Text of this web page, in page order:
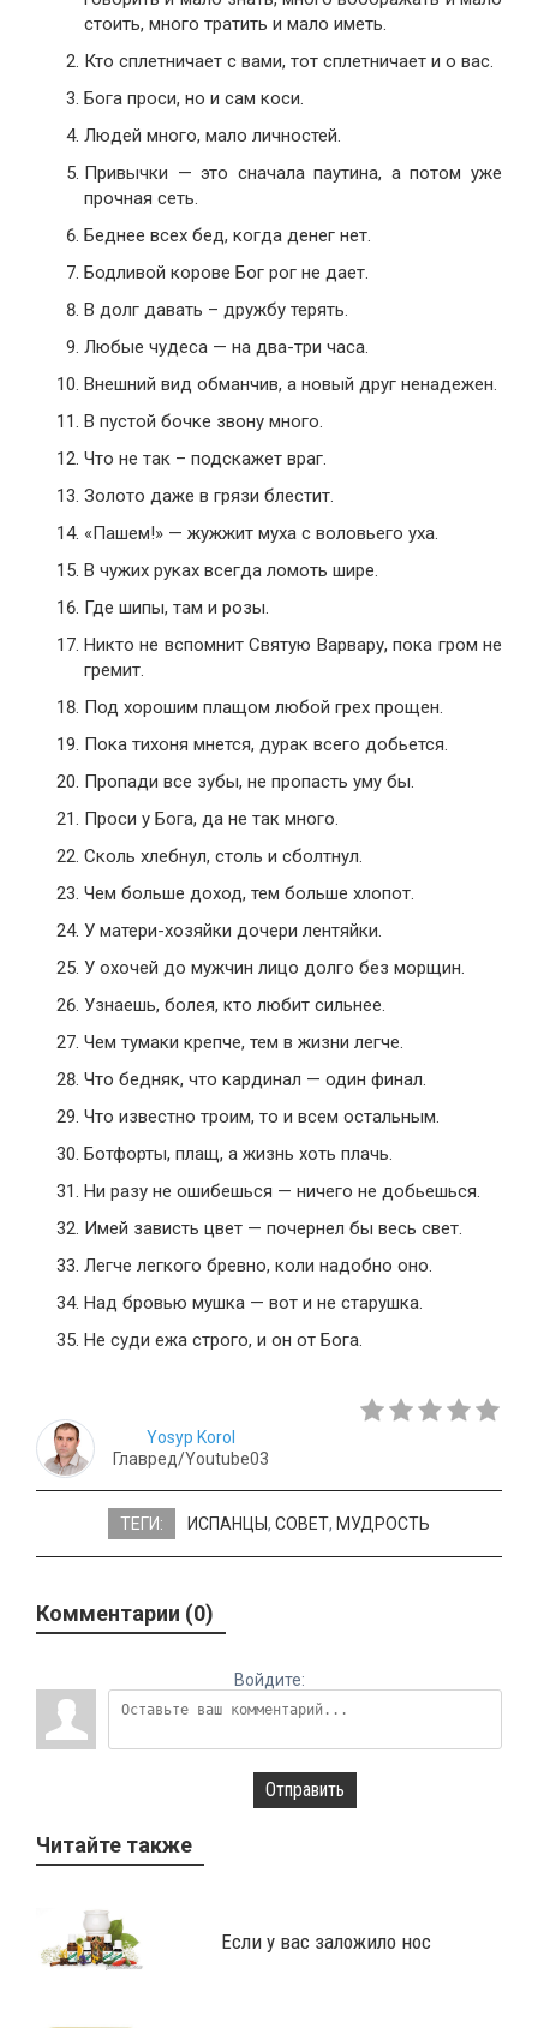
стоить, много тратить и мало иметь.
Кто сплетничает с вами, тот сплетничает и о вас.
Бога проси, но и сам коси.
Людей много, мало личностей.
Привычки — это сначала паутина, а потом уже
прочная сеть.
Беднее всех бед, когда денег нет.
Бодливой корове Бог рог не дает.
В долг давать – дружбу терять.
Любые чудеса — на два-три часа.
Внешний вид обманчив, а новый друг ненадежен.
В пустой бочке звону много.
Что не так – подскажет враг.
Золото даже в грязи блестит.
«Пашем!» — жужжит муха с воловьего уха.
В чужих руках всегда ломоть шире.
Где шипы, там и розы.
Никто не вспомнит Святую Варвару, пока гром не
гремит.
Под хорошим плащом любой грех прощен.
Пока тихоня мнется, дурак всего добьется.
Пропади все зубы, не пропасть уму бы.
Проси у Бога, да не так много.
Сколь хлебнул, столь и сболтнул.
Чем больше доход, тем больше хлопот.
У матери-хозяйки дочери лентяйки.
У охочей до мужчин лицо долго без морщин.
Узнаешь, болея, кто любит сильнее.
Чем тумаки крепче, тем в жизни легче.
Что бедняк, что кардинал — один финал.
Что известно троим, то и всем остальным.
Ботфорты, плащ, а жизнь хоть плачь.
Ни разу не ошибешься — ничего не добьешься.
Имей зависть цвет — почернел бы весь свет.
Легче легкого бревно, коли надобно оно.
Над бровью мушка — вот и не старушка.
Не суди ежа строго, и он от Бога.
Yosyp Korol
Главред/Youtube03
ТЕГИ: ИСПАНЦЫ, СОВЕТ, МУДРОСТЬ
Комментарии (0)
Войдите:
Отправить
Читайте также
Если у вас заложило нос